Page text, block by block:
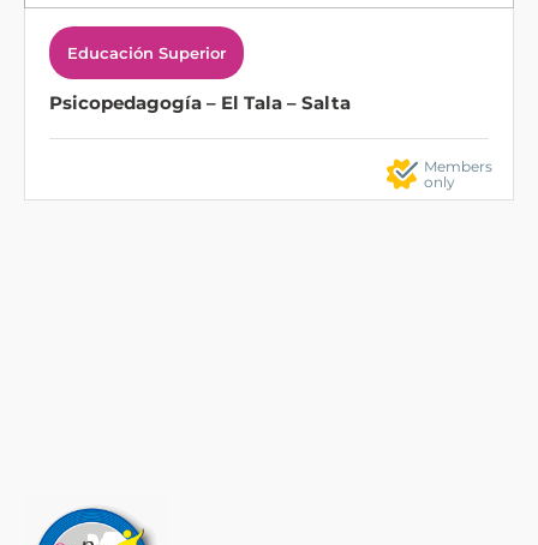
Educación Superior
Psicopedagogía – El Tala – Salta
Members
only